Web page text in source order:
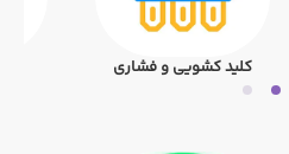
کلید کشویی و فشاری